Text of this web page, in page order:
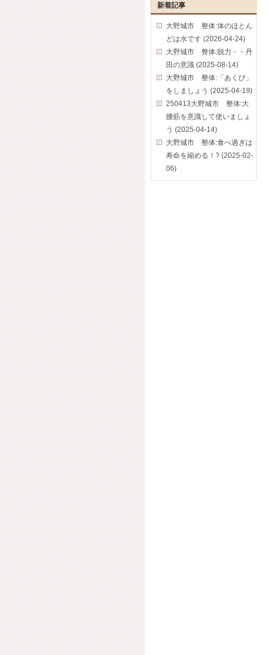
新着記事
大野城市 整体:体のほとん
どは水です (2026-04-24)
大野城市 整体:脱力・・丹
田の意識 (2025-08-14)
大野城市 整体:「あくび」
をしましょう (2025-04-19)
250413大野城市 整体:大
腰筋を意識して使いましょ
う (2025-04-14)
大野城市 整体:食べ過ぎは
寿命を縮める！? (2025-02-
06)